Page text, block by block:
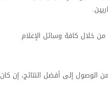
خلال كافة وسائل الإعلام
الوصول إلى أفضل النتائج، إن كان